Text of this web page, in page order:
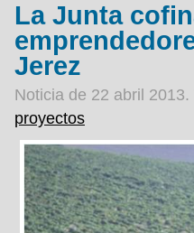
La Junta
Jerez
Noticia de 22 abril 2013.
proyectos